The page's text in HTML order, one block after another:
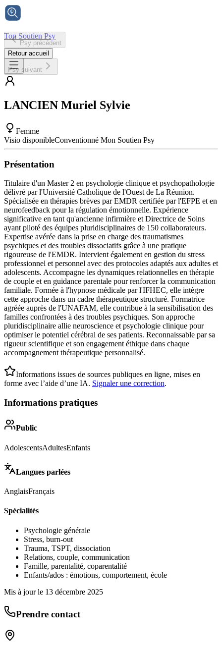
Ton Soutien Psy
Accueil
Psy précédent
Retour accueil
Psy suivant
LANCIEN Muriel Sylvie
Femme
Visio disponibleConventionné Mon Soutien Psy
Présentation
Titulaire d'un Master 2 en psychologie clinique et psychopathologie
délivré par l'Université Catholique de l'Ouest de La Réunion.
Spécialisée en thérapies brèves par EMDR certifiée par l'EFPE et en
neurofeedback pour la régulation émotionnelle. Expérience
significative en tant qu'ancienne infirmière et Directrice de Soins
ayant piloté des équipes pluridisciplinaires de 150 collaborateurs.
Expertise avérée dans la prise en charge des traumatismes
psychiques et des troubles dissociatifs grâce à une pratique
rigoureuse de l'EMDR. Intervient également en gestion du stress
professionnel et personnel avec des protocoles adaptés aux adultes et
adolescents. Accompagne les dynamiques relationnelles en thérapie
de couple et en guidance parentale pour renforcer la communication
familiale. Formée à l'hypnose médicale par l'IFHEC, elle intègre
cette approche dans un cadre thérapeutique structuré. Formatrice
agréée auprès de l'UNAFAM, elle contribue à la sensibilisation des
familles confrontées à des troubles psychiques. Son approche
pluridisciplinaire allie neuroscience et psychologie clinique pour
optimiser le potentiel cérébral de ses patients. Reconnaissable par sa
rigueur scientifique et son engagement éthique dans chaque
accompagnement thérapeutique personnalisé.
Informations issues de sources publiques en ligne, mises en
forme avec l’aide d’une IA. Signaler une correction.
Informations pratiques
Public
AdolescentsAdultesEnfants
Langues parlées
AnglaisFrançais
Spécialités
Psychologie générale
Stress, burn-out
Trauma, TSPT, dissociation
Relations, couple, communication
Famille, parentalité, coparentalité
Enfants/ados : émotions, comportement, école
Mis à jour le 13 décembre 2025
Prendre contact